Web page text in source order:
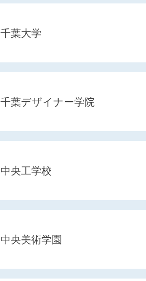
千葉大学
千葉デザイナー学院
中央工学校
中央美術学園